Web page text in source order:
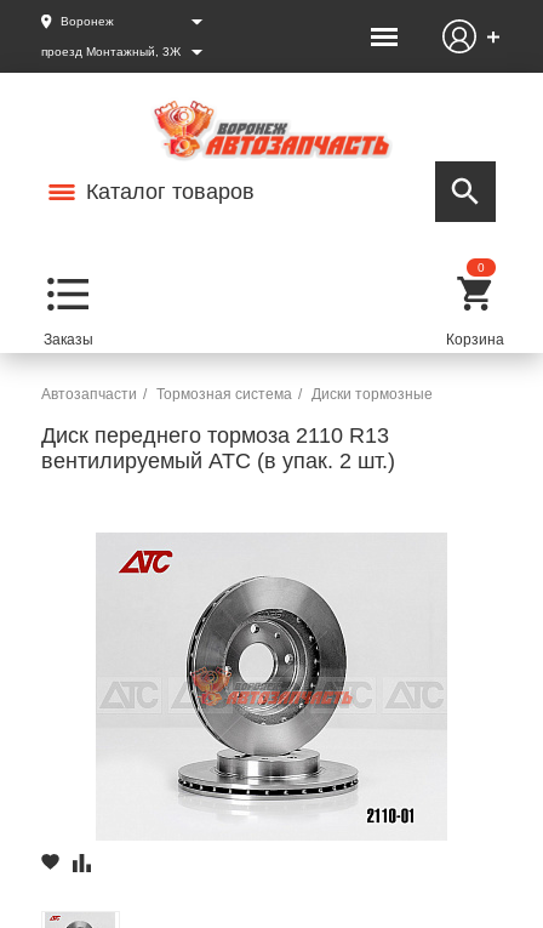
Воронеж
проезд Монтажный, 3Ж
Каталог товаров
0
Автозапчасти Тормозная система Диски тормозные
Диск переднего тормоза 2110 R13
вентилируемый АТС (в упак. 2 шт.)